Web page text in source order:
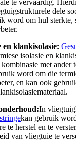
dele
word om hul sterkte,
en klankisolasie:
isolasie en
met ander
word om die
en kan ook
In
kan gebruik
te herstel en te
van vliegtuie te